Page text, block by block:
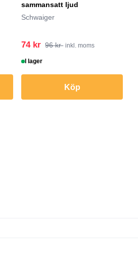
sammansatt ljud
Schwaiger
74 kr 96 kr inkl. moms
I lager
Köp